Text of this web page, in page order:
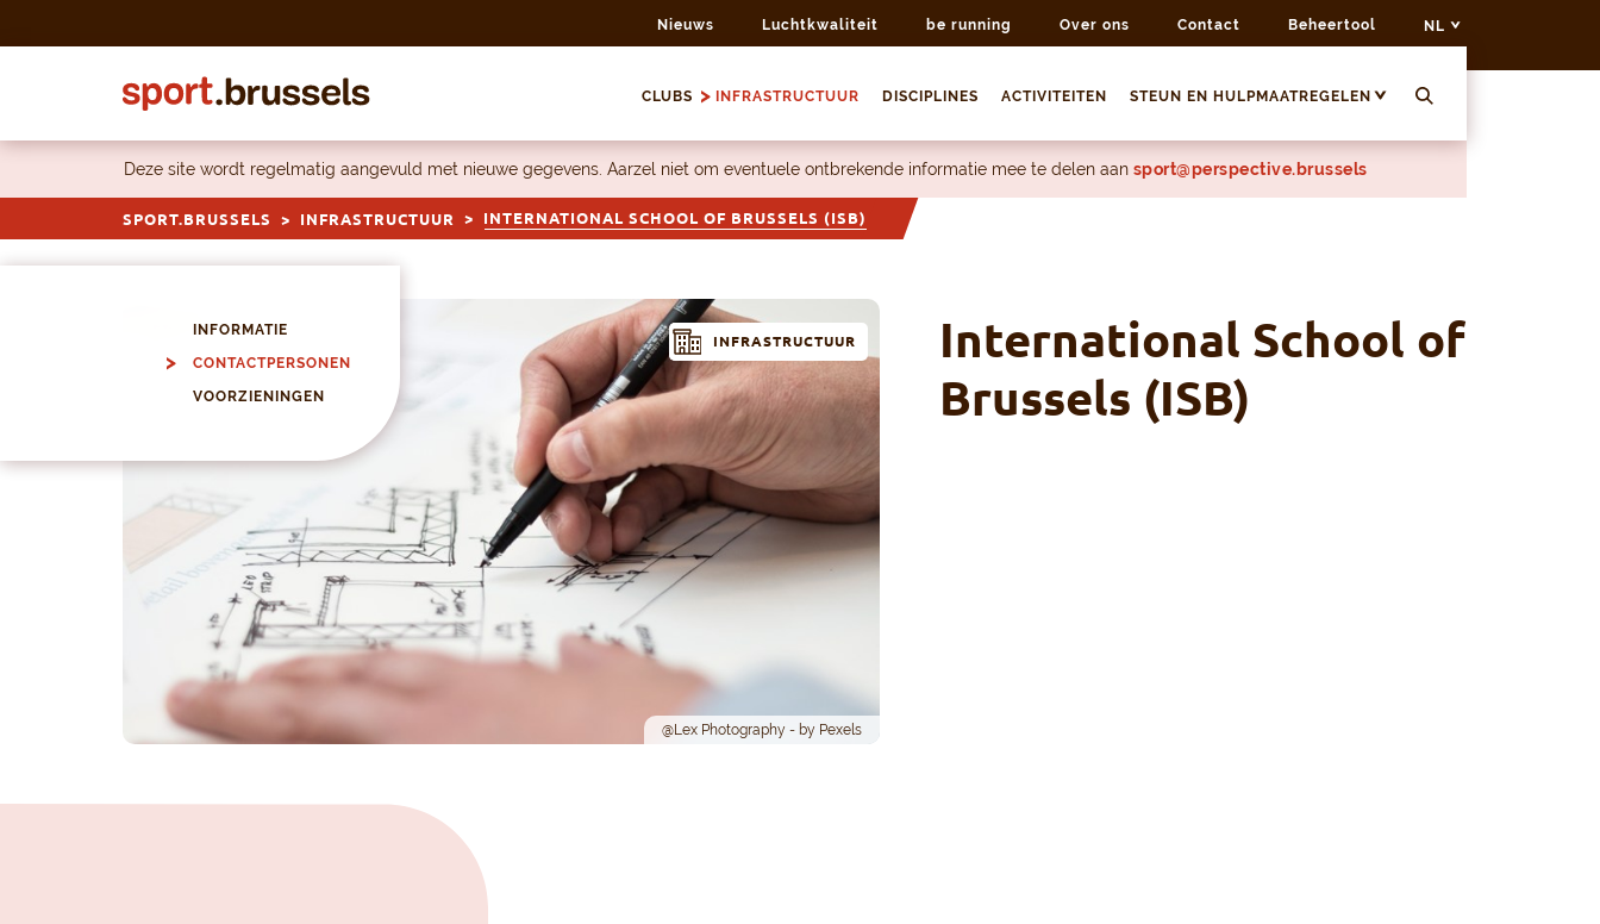
Nieuws Luchtkwaliteit be running Over ons Contact Beheertool NL
CLUBS INFRASTRUCTUUR DISCIPLINES ACTIVITEITEN STEUN EN HULPMAATREGELEN
Deze site wordt regelmatig aangevuld met nieuwe gegevens. Aarzel niet om eventuele ontbrekende informatie mee te delen aan sport@perspective.brussels
SPORT.BRUSSELS INFRASTRUCTUUR INTERNATIONAL SCHOOL OF BRUSSELS (ISB)
INFORMATIE
CONTACTPERSONEN
VOORZIENINGEN
@Lex Photography - by Pexels
INFRASTRUCTUUR
International School of
Brussels (ISB)